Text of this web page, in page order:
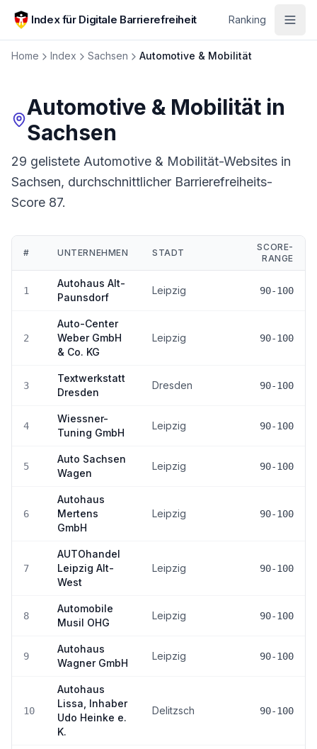
Zum Hauptinhalt springen
Index für Digitale Barrierefreiheit Ranking
Home Index Sachsen Automotive & Mobilität
Automotive & Mobilität in
Sachsen
29 gelistete Automotive & Mobilität-Websites in
Sachsen, durchschnittlicher Barrierefreiheits-
Score 87.
Automotive & Mobilität
# UNTERNEHMEN STADT
SCORE-
RANGE
1
Autohaus Alt-
Paunsdorf
Leipzig 90-100
2
Auto-Center
Weber GmbH
& Co. KG
Leipzig 90-100
3
Textwerkstatt
Dresden
Dresden 90-100
4
Wiessner-
Tuning GmbH
Leipzig 90-100
5
Auto Sachsen
Wagen
Leipzig 90-100
6
Autohaus
Mertens
GmbH
Leipzig 90-100
7
AUTOhandel
Leipzig Alt-
West
Leipzig 90-100
8
Automobile
Musil OHG
Leipzig 90-100
9
Autohaus
Wagner GmbH
Leipzig 90-100
10
Autohaus
Lissa, Inhaber
Udo Heinke e.
K.
Delitzsch 90-100